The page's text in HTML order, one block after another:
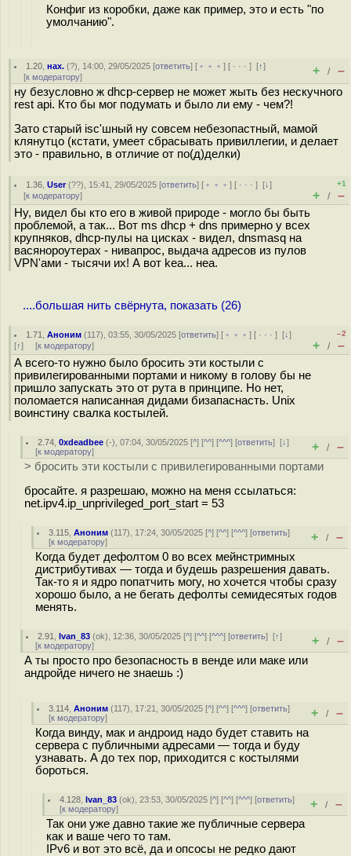
Конфиг из коробки, даже как пример, это и есть "по
умолчанию".
1.20 ,нах. (?), 14:00, 29/05/2025 [ответить] [ ﹢﹢﹢] [ · · ·][↑]
[к модератору] + / –
ну безусловно ж dhcp-сервер не может жыть без нескучного
rest api. Кто бы мог подумать и было ли ему - чем?!
Зато старый isc'шный ну совсем небезопастный, мамой
клянутцо (кстати, умеет сбрасывать привиллегии, и делает
это - правильно, в отличие от по(д)делки)
1.36 ,User(??), 15:41, 29/05/2025 [ответить] [ ﹢﹢﹢] [ · · ·][↓]
[к модератору]
+1
+ / –
Ну, видел бы кто его в живой природе - могло бы быть
проблемой, а так... Вот ms dhcp + dns примерно у всех
крупняков, dhcp-пулы на цисках - видел, dnsmasq на
васянороутерах - нивапрос, выдача адресов из пулов
VPN'ами - тысячи их! А вот kea... неа.
....большая нить свёрнута, показать (26)
1.71 ,Аноним (117), 03:55, 30/05/2025 [ответить] [ ﹢﹢﹢] [ · · ·][↓]
[↑] [к модератору]
–2
+ / –
А всего-то нужно было бросить эти костыли с
привилегированными портами и никому в голову бы не
пришло запускать это от рута в принципе. Но нет,
поломается написанная дидами бизапаснасть. Unix
воинстину свалка костылей.
2.74 ,0xdeadbee (-), 07:04, 30/05/2025 [^] [^^] [^^^] [ответить][↓]
[к модератору] + / –
> бросить эти костыли с привилегированными портами
бросайте. я разрешаю, можно на меня ссылаться:
net.ipv4.ip_unprivileged_port_start = 53
3.115 ,Аноним (117), 17:24, 30/05/2025 [^] [^^] [^^^] [ответить]
[к модератору] + / –
Когда будет дефолтом 0 во всех мейнстримных
дистрибутивах — тогда и будешь разрешения давать.
Так-то я и ядро попатчить могу, но хочется чтобы сразу
хорошо было, а не бегать дефолты семидесятых годов
менять.
2.91 ,Ivan_83 (ok), 12:36, 30/05/2025 [^] [^^] [^^^] [ответить][↑]
[к модератору] + / –
А ты просто про безопасность в венде или маке или
андройде ничего не знаешь :)
3.114 ,Аноним (117), 17:21, 30/05/2025 [^] [^^] [^^^] [ответить]
[к модератору] + / –
Когда винду, мак и андроид надо будет ставить на
сервера с публичными адресами — тогда и буду
узнавать. А до тех пор, приходится с костылями
бороться.
4.128 ,Ivan_83 (ok), 23:53, 30/05/2025 [^] [^^] [^^^] [ответить]
[к модератору] + / –
Так они уже давно такие же публичные сервера
как и ваше чего то там.
IPv6 и вот это всё, да и опсосы не редко дают